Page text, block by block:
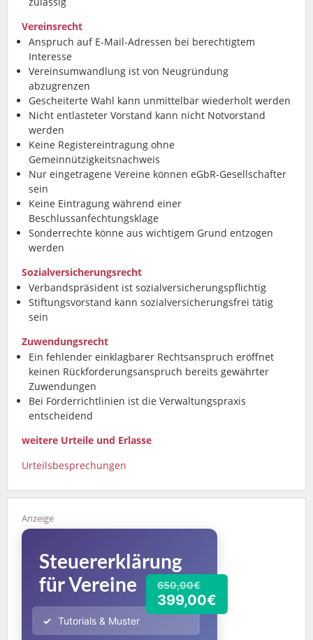
Vereinsrecht
Anspruch auf E-Mail-Adressen bei berechtigtem
Interesse
Vereinsumwandlung ist von Neugründung
abzugrenzen
Gescheiterte Wahl kann unmittelbar wiederholt werden
Nicht entlasteter Vorstand kann nicht Notvorstand
werden
Keine Registereintragung ohne
Gemeinnützigkeitsnachweis
Nur eingetragene Vereine können eGbR-Gesellschafter
sein
Keine Eintragung während einer
Beschlussanfechtungsklage
Sonderrechte könne aus wichtigem Grund entzogen
werden
Sozialversicherungsrecht
Verbandspräsident ist sozialversicherungspflichtig
Stiftungsvorstand kann sozialversicherungsfrei tätig
sein
Zuwendungsrecht
Ein fehlender einklagbarer Rechtsanspruch eröffnet
keinen Rückforderungsanspruch bereits gewährter
Zuwendungen
Bei Förderrichtlinien ist die Verwaltungspraxis
entscheidend
weitere Urteile und Erlasse
Urteilsbesprechungen
650,00€
399,00€
Steuererklärung
für Vereine
Tutorials & Muster